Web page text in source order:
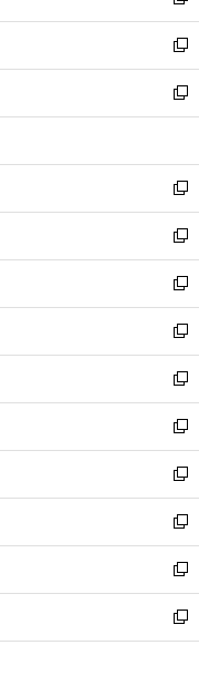
開
く
ウ
で
開
く
ン
ド
ウ
で
開
ウ
ィ
ン
ド
ウ
開
く
し
い
ウ
ィ
ン
ウ
で
開
く
新
し
い
ウ
ン
ド
ウ
で
開
く
新
し
ウ
ィ
ン
ド
ウ
で
開
く
新
し
い
ウ
ィ
ン
ド
ウ
で
開
く
新
し
い
ウ
ィ
ン
ド
ウ
で
開
く
新
し
い
ウ
ィ
ン
ド
ウ
で
開
く
新
し
い
ウ
ィ
ン
ド
ウ
で
開
く
新
し
い
ウ
ィ
ン
ド
ウ
で
開
く
新
し
い
ウ
ィ
ン
ド
ウ
で
開
新
し
い
ウ
ィ
ン
ド
ウ
新
し
い
ウ
ィ
ン
新
し
い
ウ
新
し